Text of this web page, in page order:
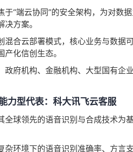
于“端云协同”的安全架构，为对数
方案。
混合云部署模式，核心业务与数据
化信创生态。
政府机构、金融机构、大型国有企
力型代表：科大讯飞云客服
全球领先的语音识别与合成技术为
杂环境下的语音识别准确率、方言